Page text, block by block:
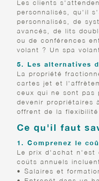
Les clients
personnalisés, qu'il
personnalisés, de
avancés, de lits
ou de conférences
volant ? Un spa
5. Les alternatives
La propriété
cartes jet et
ceux qui ne sont pas
devenir propriétaires
offrent de la flexibilité
Ce qu'il faut
1. Comprenez le
Le prix d'achat n'est
coûts annuels
• Salaires et